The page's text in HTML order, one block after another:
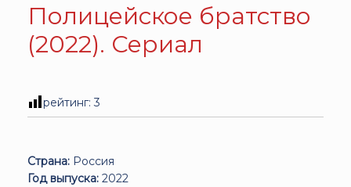
Полицейское братство
(2022). Сериал
рейтинг:3
Страна: Россия
Год выпуска: 2022